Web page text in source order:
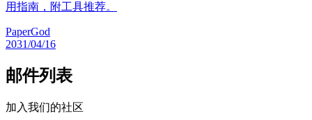
用指南，附工具推荐。
PaperGod
2031/04/16
邮件列表
加入我们的社区